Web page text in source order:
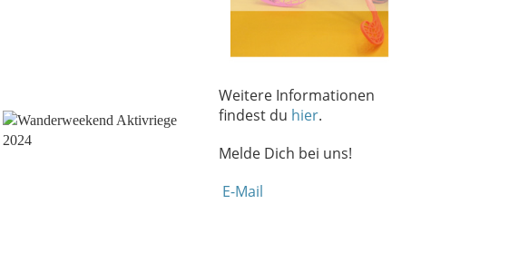
Weitere Informationen
findest du hier.
Melde Dich bei uns!
E-Mail